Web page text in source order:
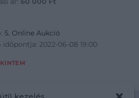
5. Online Aukció
időpontja: 2022-06-08 19:00